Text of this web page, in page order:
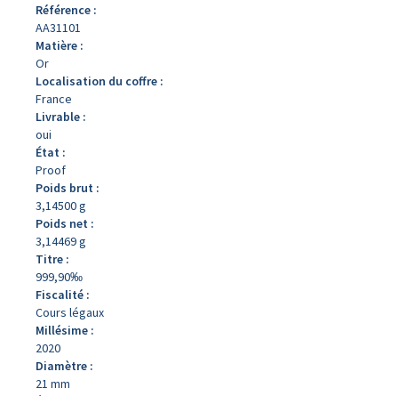
Référence :
AA31101
Matière :
Or
Localisation du coffre :
France
Livrable :
oui
État :
Proof
Poids brut :
3,14500 g
Poids net :
3,14469 g
Titre :
999,90‰
Fiscalité :
Cours légaux
Millésime :
2020
Diamètre :
21 mm